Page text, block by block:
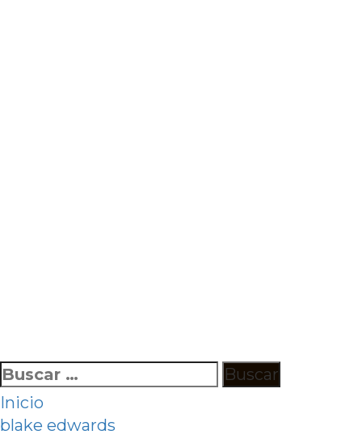
Ir
al
contenido
Buscar:
Inicio
blake edwards